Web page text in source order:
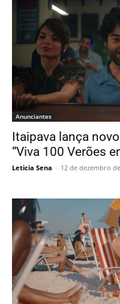
Anunciantes
Itaipava lança
“Viva 100 Verões
Leticia Sena - 12 de dezembro